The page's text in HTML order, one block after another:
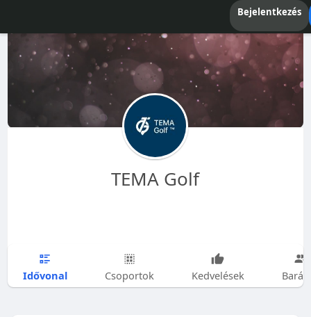
Bejelentkezés
TEMA Golf
Idővonal Csoportok Kedvelések